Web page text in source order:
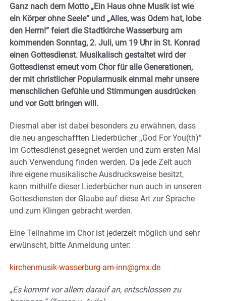
Ganz nach dem Motto „Ein Haus ohne Musik ist wie
ein Körper ohne Seele“ und „Alles, was Odem hat, lobe
den Herrn!“ feiert die Stadtkirche Wasserburg am
kommenden Sonntag, 2. Juli, um 19 Uhr in St. Konrad
einen Gottesdienst. Musikalisch gestaltet wird der
Gottesdienst erneut vom Chor für alle Generationen,
der mit christlicher Popularmusik einmal mehr unsere
menschlichen Gefühle und Stimmungen ausdrücken
und vor Gott bringen will.
Diesmal aber ist dabei besonders zu erwähnen, dass
die neu angeschafften Liederbücher ,,God For You(th)“
im Gottesdienst gesegnet werden und zum ersten Mal
auch Verwendung finden werden. Da jede Zeit auch
ihre eigene musikalische Ausdrucksweise besitzt,
kann mithilfe dieser Liederbücher nun auch in unseren
Gottesdiensten der Glaube auf diese Art zur Sprache
und zum Klingen gebracht werden.
Eine Teilnahme im Chor ist jederzeit möglich und sehr
erwünscht, bitte Anmeldung unter:
kirchenmusik-wasserburg-am-inn@gmx.de
„Es kommt vor allem darauf an, entschlossen zu